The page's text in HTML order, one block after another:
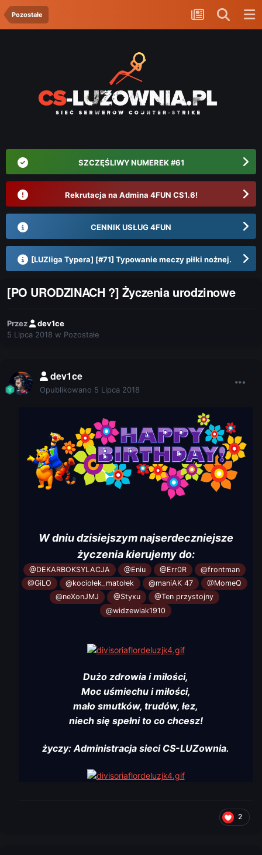
Pozostałe
SZCZĘŚLIWY NUMEREK #61
Rekrutacja na Admina 4FUN CS1.6!
CENNIK USŁUG 4FUN
[LUZliga Typera] [#71] Typowanie meczy piłki nożnej.
[PO URODZINACH ?] Życzenia urodzinowe
Przez
dev1ce
5 Lipca 2018 w Pozostałe
dev1ce
Opublikowano 5 Lipca 2018
W dniu dzisiejszym najserdeczniejsze
życzenia kierujemy do:
@DEKARBOKSYLACJA @Eniu @Err0R
@frontman
@GiLO
@kociołek_matołek @maniAK 47
@MomeQ
@neXonJMJ
@Styxu
@Ten przystojny
@widzewiak1910
Dużo zdrowia i miłości,
Moc uśmiechu i miłości,
mało smutków, trudów, łez,
niech się spełni to co chcesz!
życzy: Administracja sieci CS-LUZownia.
2